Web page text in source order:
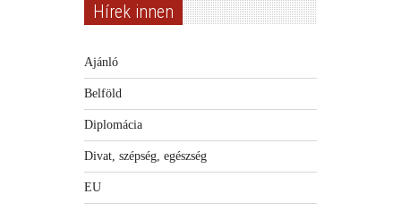
Hírek innen
Ajánló
Belföld
Diplomácia
Divat, szépség, egészség
EU